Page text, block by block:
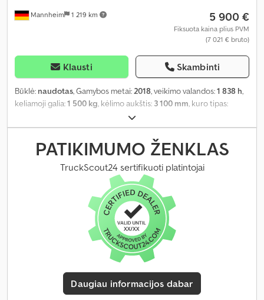
Mannheim 1 219 km 5 900 €
Fiksuota kaina plius PVM
(7 021 € bruto)
Klausti Skambinti
Būklė: naudotas, Gamybos metai:2018, veikimo valandos:1 838 h,
keliamoji galia:1 500 kg, kėlimo aukštis: 3 100 mm, kuro tipas:
automatinis
PATIKIMUMO ŽENKLAS
TruckScout24 sertifikuoti platintojai
Daugiau informacijos dabar